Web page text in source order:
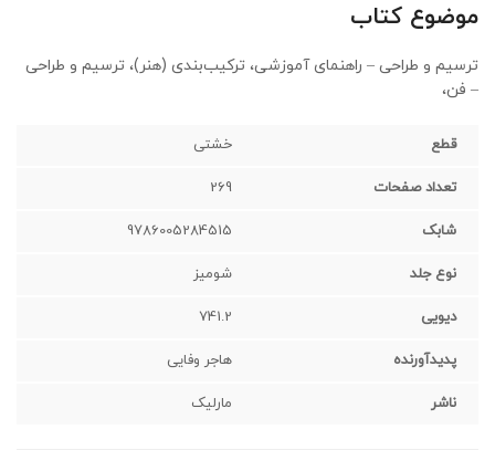
موضوع کتاب
ترسیم و طراحی – راهنمای آموزشی، ترکیب‌بندی (هنر)، ترسیم و طراحی
– فن،
قطع خشتی‌
تعداد صفحات 269
شابک 9786005284515
نوع جلد شوميز
دیویی 741.2
پدیدآورنده هاجر وفایی
ناشر مارلیک